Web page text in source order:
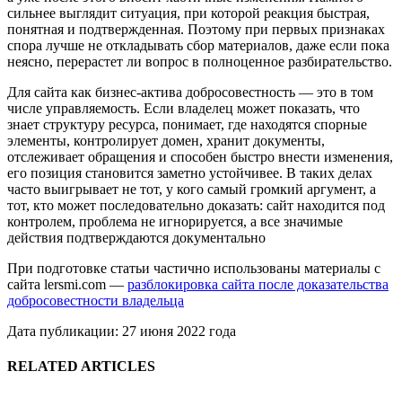
сильнее выглядит ситуация, при которой реакция быстрая,
понятная и подтвержденная. Поэтому при первых признаках
спора лучше не откладывать сбор материалов, даже если пока
неясно, перерастет ли вопрос в полноценное разбирательство.
Для сайта как бизнес-актива добросовестность — это в том
числе управляемость. Если владелец может показать, что
знает структуру ресурса, понимает, где находятся спорные
элементы, контролирует домен, хранит документы,
отслеживает обращения и способен быстро внести изменения,
его позиция становится заметно устойчивее. В таких делах
часто выигрывает не тот, у кого самый громкий аргумент, а
тот, кто может последовательно доказать: сайт находится под
контролем, проблема не игнорируется, а все значимые
действия подтверждаются документально
При подготовке статьи частично использованы материалы с
сайта lersmi.com — разблокировка сайта после доказательства
добросовестности владельца
Дата публикации: 27 июня 2022 года
RELATED ARTICLES